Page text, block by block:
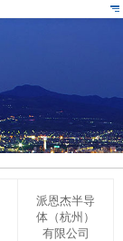
派恩杰半导
体（杭州）
有限公司